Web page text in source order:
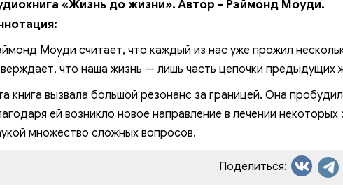
07. 007_2
09. 009_2
010. 010_2
011. 011_2
013. 013_3
«Жизнь до жизни». Автор - Рэймонд Моуди.
Моуди считает, что каждый из нас уже прожил
что наша жизнь — лишь часть цепочки предыдущих
книга вызвала большой резонанс за границей. Она
ей возникло новое направление в лечении
множество сложных вопросов.
Поделиться: